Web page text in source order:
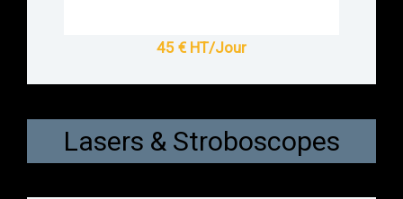
45 € HT/Jour
Lasers & Stroboscopes